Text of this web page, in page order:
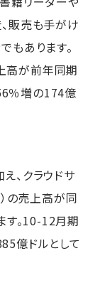
販売も手がけ
もあります。
高が前年同期
％増の174億
、クラウドサ
）の売上高が同
す。10-12月期
億ドルとして